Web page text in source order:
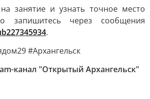
занятие и узнать точное место
запишитесь через сообщения
.
#Архангельск
канал "Открытый Архангельск"